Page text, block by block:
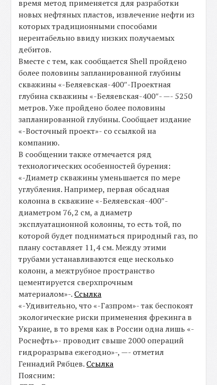
время метод применяется для разработки
новых нефтяных пластов, извлечение нефти из
которых традиционными способами
нерентабельно ввиду низких получаемых
дебитов.
Вместе с тем, как сообщается Shell пройдено
более половины запланированной глубины
скважины «-Беляевская-400″-Проектная
глубина скважины «-Беляевская-400″- —- 5250
метров. Уже пройдено более половины
запланированной глубины. Сообщает издание
«-Восточный проект»- со ссылкой на
компанию.
В сообщении также отмечается ряд
технологических особенностей бурения:
«-Диаметр скважины уменьшается по мере
углубления. Например, первая обсадная
колонна в скважине «-Беляевская-400″-
диаметром 76,2 см, а диаметр
эксплуатационной колонны, то есть той, по
которой будет подниматься природный газ, по
плану составляет 11,4 см. Между этими
трубами устанавливаются еще несколько
колонн, а межтрубное пространство
цементируется сверхпрочным
материалом»-. Ссылка
«-Удивительно, что «-Газпром»- так беспокоят
экологические риски применения фрекинга в
Украине, в то время как в России одна лишь «-
Роснефть»- проводит свыше 2000 операций
гидроразрыва ежегодно»-, —- отметил
Геннадий Рябцев. Ссылка
Поясним: